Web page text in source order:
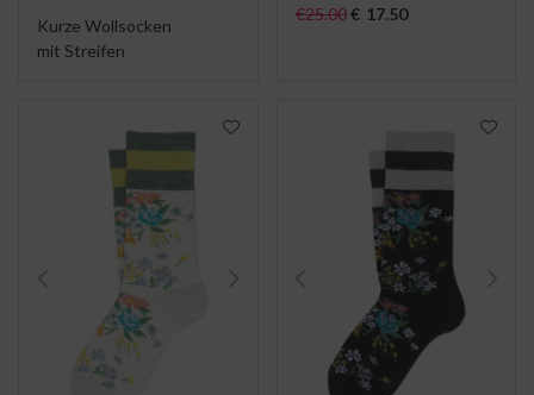
Kurze Wollsocken
mit Streifen
€25.00 € 17.50